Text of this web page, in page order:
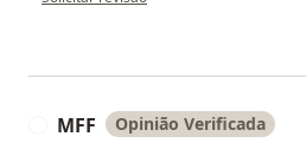
MFF Opinião Verificada